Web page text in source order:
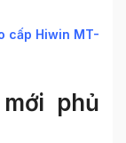
cấp Hiwin MT-
phủ